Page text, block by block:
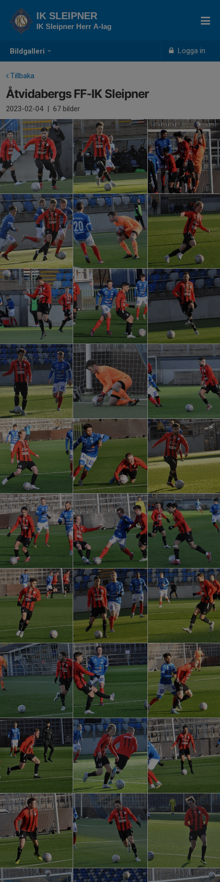
Bildgalleri Logga in
IK SLEIPNER
IK Sleipner Herr A-lag
Tillbaka
Åtvidabergs FF-IK Sleipner
2023-02-04 | 67 bilder